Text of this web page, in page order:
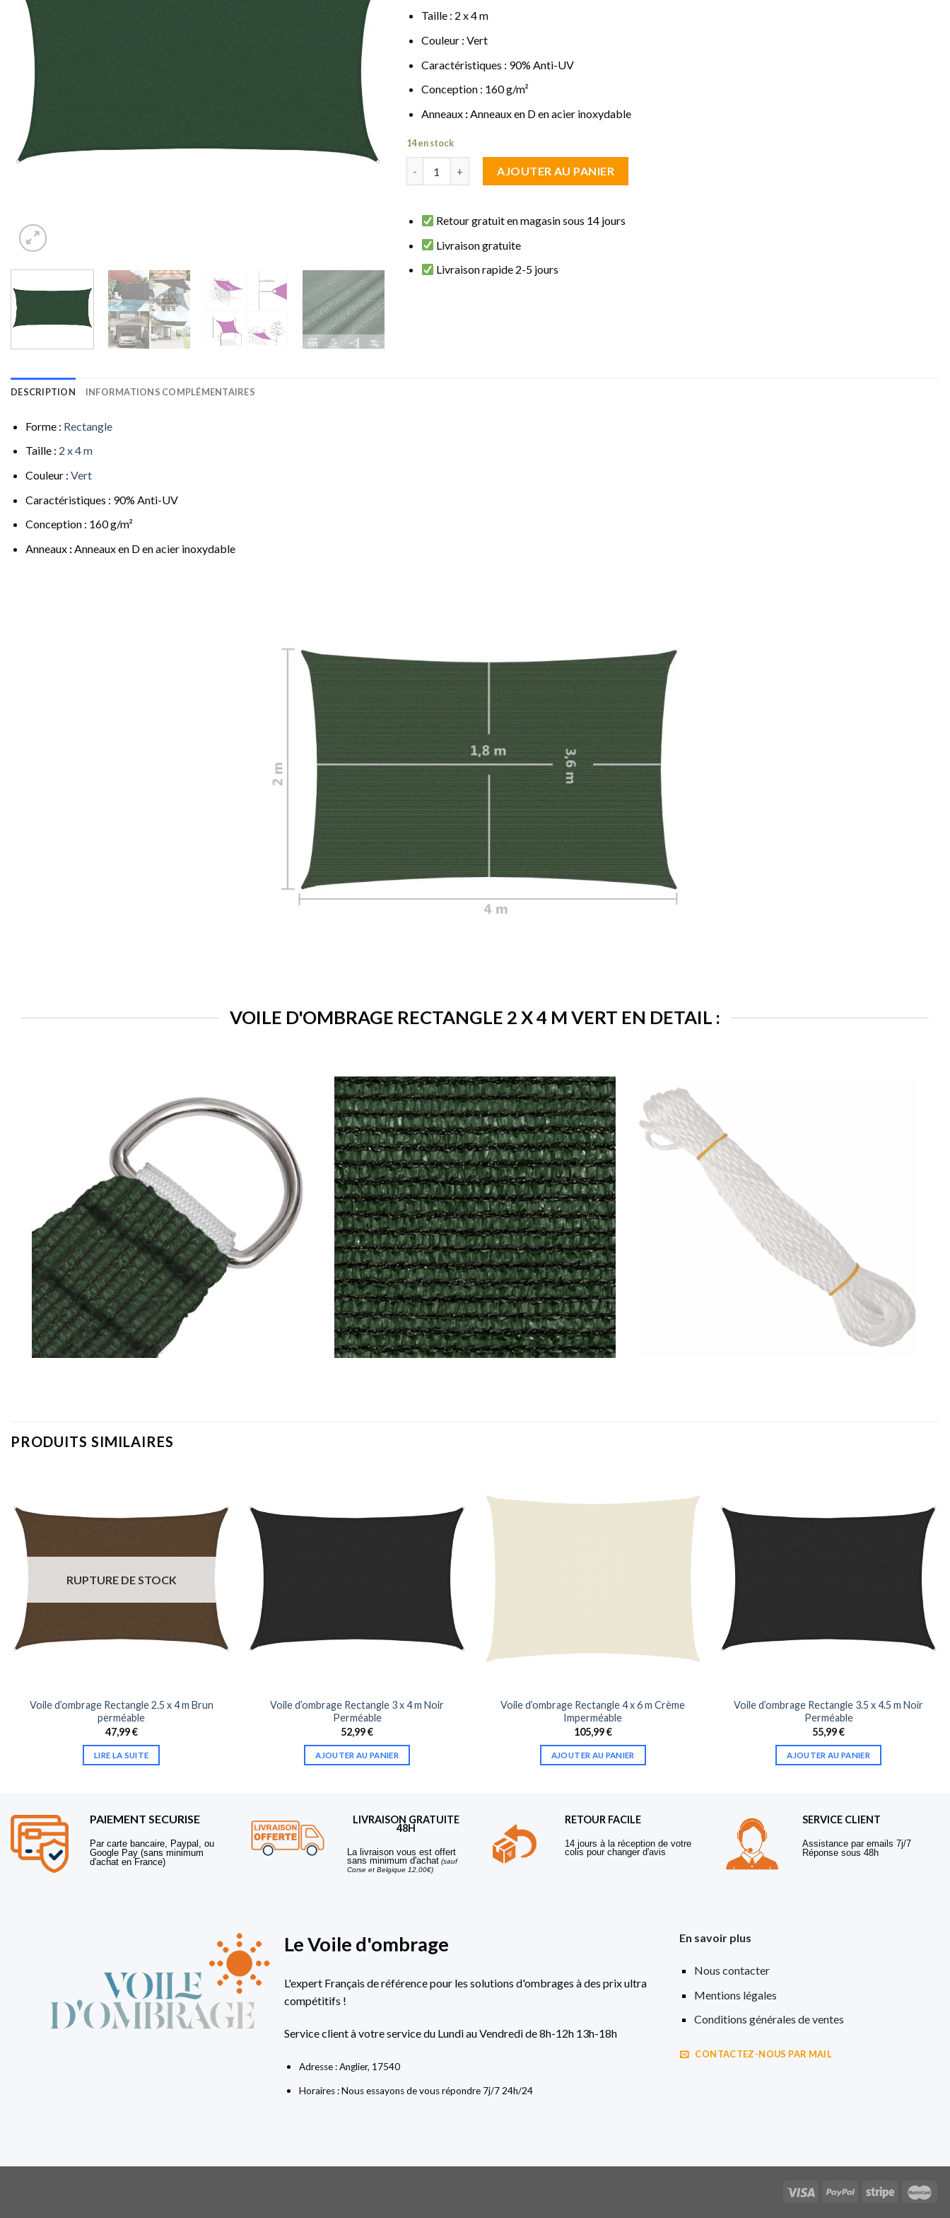
Taille : 2 x 4 m
Couleur : Vert
Caractéristiques : 90% Anti-UV
Conception : 160 g/m²
Anneaux: Anneaux en D en acier inoxydable
14 en stock
AJOUTER AU PANIER
Retour gratuit en magasin sous 14 jours
Livraison gratuite
Livraison rapide 2-5 jours
DESCRIPTION INFORMATIONS COMPLÉMENTAIRES
Forme : Rectangle
Taille : 2 x 4 m
Couleur : Vert
Caractéristiques : 90% Anti-UV
Conception : 160 g/m²
Anneaux:Anneaux en D en acier inoxydable
VOILE D'OMBRAGE RECTANGLE 2 X 4 M VERT EN DETAIL :
PRODUITS SIMILAIRES
RUPTURE DE STOCK
Voile d’ombrage Rectangle 2.5 x 4 m Brun
perméable
47,99€
LIRE LA SUITE
Voile d’ombrage Rectangle 3 x 4 m Noir
Perméable
52,99€
AJOUTER AU PANIER
Voile d’ombrage Rectangle 4 x 6 m Crème
Imperméable
105,99€
AJOUTER AU PANIER
Voile d’ombrage Rectangle 3.5 x 4.5 m Noir
Perméable
55,99€
AJOUTER AU PANIER
PAIEMENT SECURISE
Par carte bancaire, Paypal, ou
Google Pay (sans minimum
d'achat en France)
LIVRAISON GRATUITE
48H
La livraison vous est offert
sans minimum d'achat (sauf
Corse et Belgique 12,00€)
RETOUR FACILE
14 jours à la réception de votre
colis pour changer d'avis
SERVICE CLIENT
Assistance par emails 7j/7
Réponse sous 48h
Le Voile d'ombrage
L'expert Français de référence pour les solutions d'ombrages à des prix ultra
compétitifs !
Service client à votre service du Lundi au Vendredi de 8h-12h 13h-18h
Adresse : Anglier, 17540
Horaires : Nous essayons de vous répondre 7j/7 24h/24
En savoir plus
Nous contacter
Mentions légales
Conditions générales de ventes
CONTACTEZ-NOUS PAR MAIL